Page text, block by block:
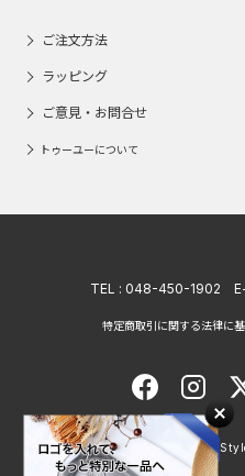
ご注文方法
ラッピング
ご意見・お問合せ
トゥーユーについて
TEL : 048-450-1902
特定商取引に関する法律に
Copyright © 1998 - 2026